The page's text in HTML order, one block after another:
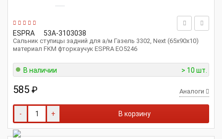
ESPRA 53А-3103038
Сальник ступицы задний для а/м Газель 3302, Next (65х90х10)
материал FKM фторкаучук ESPRA EO5246
В наличии > 10 шт.
585 ₽ Аналоги
- + В корзину